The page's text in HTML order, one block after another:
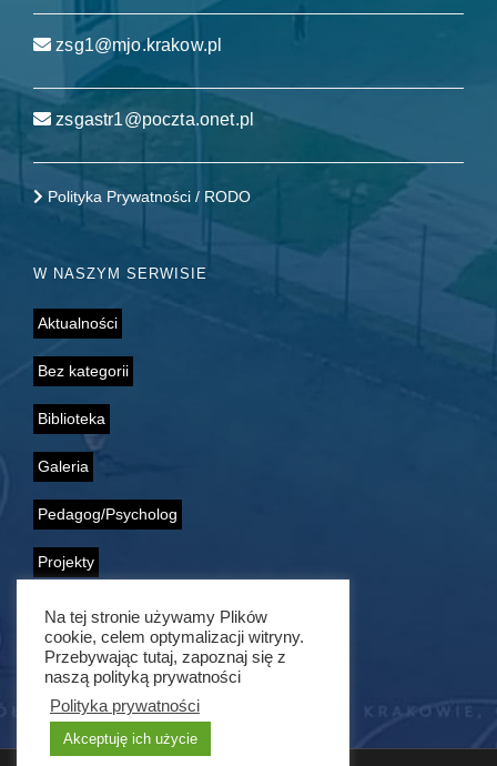
zsg1@mjo.krakow.pl
zsgastr1@poczta.onet.pl
Polityka Prywatności / RODO
W NASZYM SERWISIE
Aktualności
Bez kategorii
Biblioteka
Galeria
Pedagog/Psycholog
Projekty
Samorząd Uczniowski
Wolontariat
Na tej stronie używamy Plików
cookie, celem optymalizacji witryny.
Przebywając tutaj, zapoznaj się z
naszą polityką prywatności
Polityka prywatności
Akceptuję ich użycie